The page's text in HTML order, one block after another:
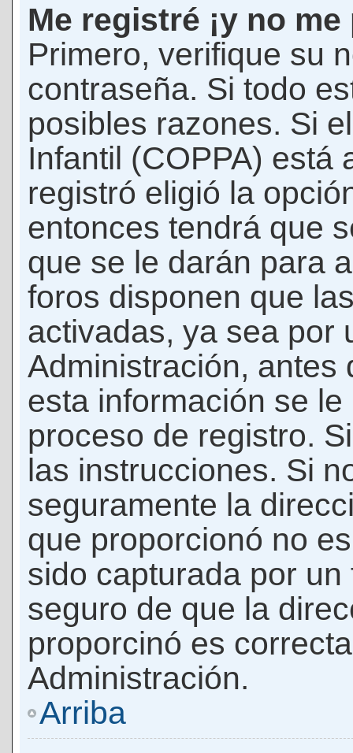
Me registré ¡y no
Primero, verifique su
contraseña. Si todo
posibles razones. Si
Infantil (COPPA) está
registró eligió la
entonces tendrá que
que se le darán para
foros disponen que
activadas, ya sea por
Administración, antes
esta información se
proceso de registro.
las instrucciones. Si
seguramente la
que proporcionó no
sido capturada por
seguro de que la
proporcinó es
Administración.
Arriba